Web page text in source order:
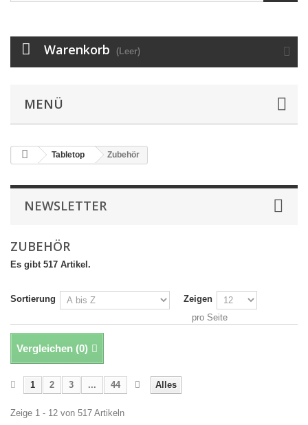
Warenkorb (Leer)
MENÜ
Tabletop Zubehör
NEWSLETTER
ZUBEHÖR
Es gibt 517 Artikel.
Sortierung
Zeigen
pro Seite
Vergleichen (0)
Alles
1 2 3 ... 44
Zeige 1 - 12 von 517 Artikeln